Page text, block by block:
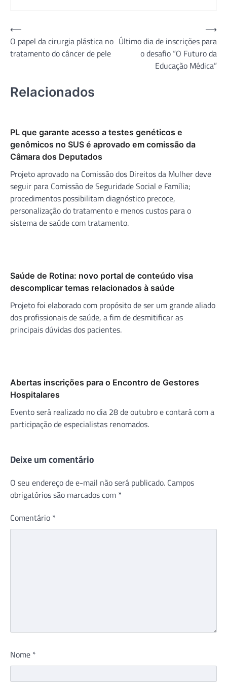
Navegação
de
Post
⟵
O papel da cirurgia plástica no
tratamento do câncer de pele
Último dia de inscrições para
o desafio “O Futuro da
Educação Médica”
⟶
Relacionados
PL que garante acesso a testes genéticos e
genômicos no SUS é aprovado em comissão da
Câmara dos Deputados
Projeto aprovado na Comissão dos Direitos da Mulher deve
seguir para Comissão de Seguridade Social e Família;
procedimentos possibilitam diagnóstico precoce,
personalização do tratamento e menos custos para o
sistema de saúde com tratamento.
Saúde de Rotina: novo portal de conteúdo visa
descomplicar temas relacionados à saúde
Projeto foi elaborado com propósito de ser um grande aliado
dos profissionais de saúde, a fim de desmitificar as
principais dúvidas dos pacientes.
Abertas inscrições para o Encontro de Gestores
Hospitalares
Evento será realizado no dia 28 de outubro e contará com a
participação de especialistas renomados.
Deixe um comentário
O seu endereço de e-mail não será publicado. Campos
obrigatórios são marcados com *
Comentário *
Nome *